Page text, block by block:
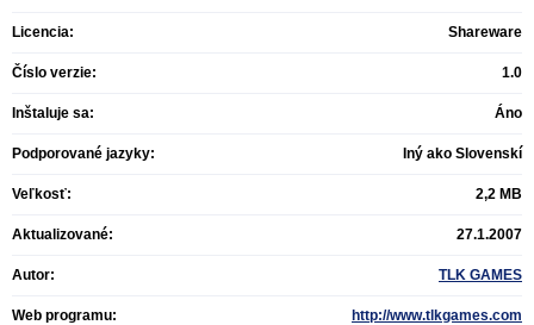
Licencia: Shareware
Číslo verzie: 1.0
Inštaluje sa: Áno
Podporované jazyky: Iný ako Slovenskí
Veľkosť: 2,2 MB
Aktualizované: 27.1.2007
Autor: TLK GAMES
Web programu: http://www.tlkgames.com